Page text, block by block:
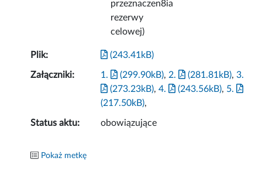
przeznaczen8ia
rezerwy
celowej)
Plik: (243.41kB)
Załączniki: 1. (299.90kB), 2. (281.81kB),3.
(273.23kB),4. (243.56kB), 5.
(217.50kB),
Status aktu: obowiązujące
Pokaż metkę